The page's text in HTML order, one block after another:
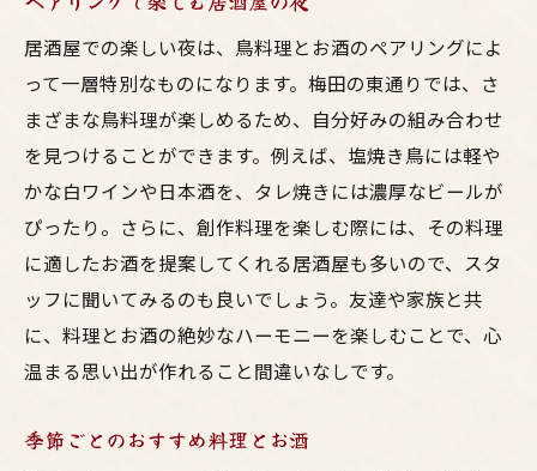
居酒屋での楽しい夜は、鳥料理とお酒のペアリングによ
って一層特別なものになります。梅田の東通りでは、さ
まざまな鳥料理が楽しめるため、自分好みの組み合わせ
を見つけることができます。例えば、塩焼き鳥には軽や
かな白ワインや日本酒を、タレ焼きには濃厚なビールが
ぴったり。さらに、創作料理を楽しむ際には、その料理
に適したお酒を提案してくれる居酒屋も多いので、スタ
ッフに聞いてみるのも良いでしょう。友達や家族と共
に、料理とお酒の絶妙なハーモニーを楽しむことで、心
温まる思い出が作れること間違いなしです。
季節ごとのおすすめ料理とお酒